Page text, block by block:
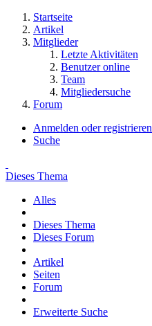
Startseite
Artikel
Mitglieder
Letzte Aktivitäten
Benutzer online
Team
Mitgliedersuche
Forum
Anmelden oder registrieren
Suche
Dieses Thema
Alles
Dieses Thema
Dieses Forum
Artikel
Seiten
Forum
Erweiterte Suche